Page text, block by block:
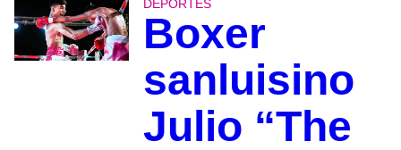
DEPORTES
Boxer
sanluisino
Julio “The